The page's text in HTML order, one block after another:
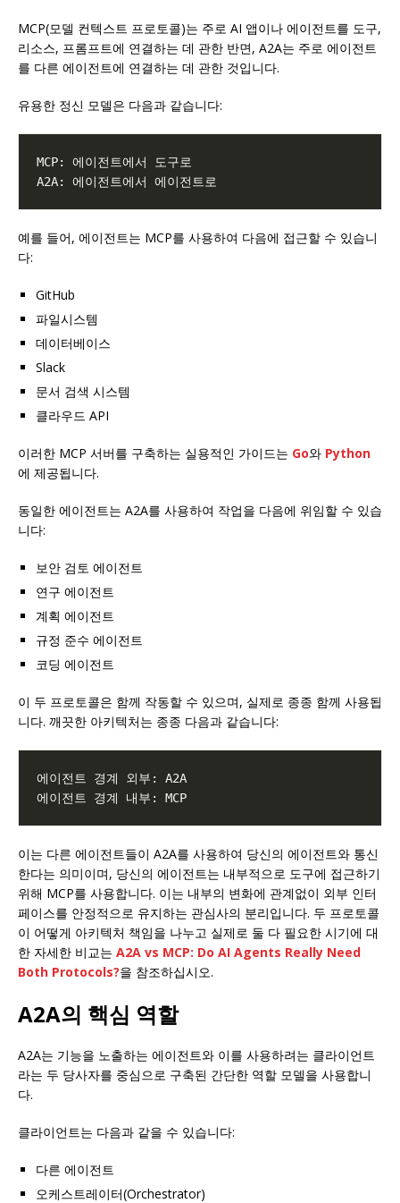
MCP(모델 컨텍스트 프로토콜)는 주로 AI 앱이나 에이전트를 도구,
리소스, 프롬프트에 연결하는 데 관한 반면, A2A는 주로 에이전트
를 다른 에이전트에 연결하는 데 관한 것입니다.
유용한 정신 모델은 다음과 같습니다:
예를 들어, 에이전트는 MCP를 사용하여 다음에 접근할 수 있습니
다:
GitHub
파일시스템
데이터베이스
Slack
문서 검색 시스템
클라우드 API
이러한 MCP 서버를 구축하는 실용적인 가이드는 Go와 Python
에 제공됩니다.
동일한 에이전트는 A2A를 사용하여 작업을 다음에 위임할 수 있습
니다:
보안 검토 에이전트
연구 에이전트
계획 에이전트
규정 준수 에이전트
코딩 에이전트
이 두 프로토콜은 함께 작동할 수 있으며, 실제로 종종 함께 사용됩
니다. 깨끗한 아키텍처는 종종 다음과 같습니다:
이는 다른 에이전트들이 A2A를 사용하여 당신의 에이전트와 통신
한다는 의미이며, 당신의 에이전트는 내부적으로 도구에 접근하기
위해 MCP를 사용합니다. 이는 내부의 변화에 관계없이 외부 인터
페이스를 안정적으로 유지하는 관심사의 분리입니다. 두 프로토콜
이 어떻게 아키텍처 책임을 나누고 실제로 둘 다 필요한 시기에 대
한 자세한 비교는 A2A vs MCP: Do AI Agents Really Need
Both Protocols?을 참조하십시오.
A2A의 핵심 역할
A2A는 기능을 노출하는 에이전트와 이를 사용하려는 클라이언트
라는 두 당사자를 중심으로 구축된 간단한 역할 모델을 사용합니
다.
클라이언트는 다음과 같을 수 있습니다:
다른 에이전트
오케스트레이터(Orchestrator)